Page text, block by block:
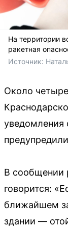
На территории
ракетная
Источник:
Около
уведомления
В сообщении
говорится:
ближайшем
здании —